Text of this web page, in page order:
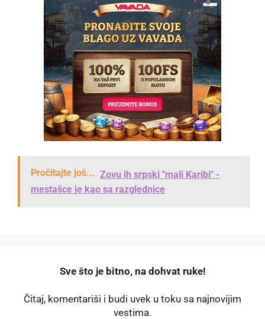
Pročitajte još... Zovu ih srpski "mali Karibi" -
mestašce je kao sa razglednice
️Sve što je bitno, na dohvat ruke!
Čitaj, komentariši i budi uvek u toku sa najnovijim
vestima.